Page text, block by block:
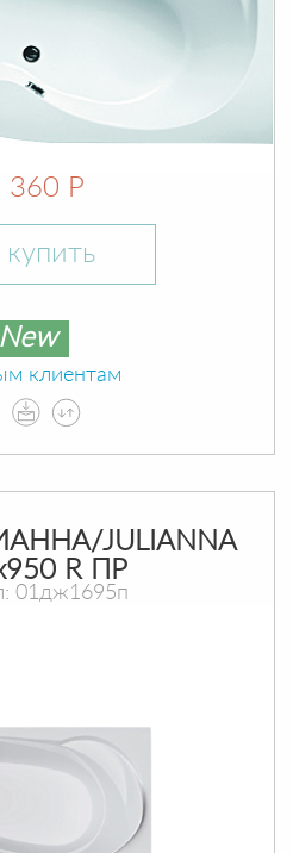
360 Р
купить
New
клиентам
JULIANNA
R ПР
01дж1695п